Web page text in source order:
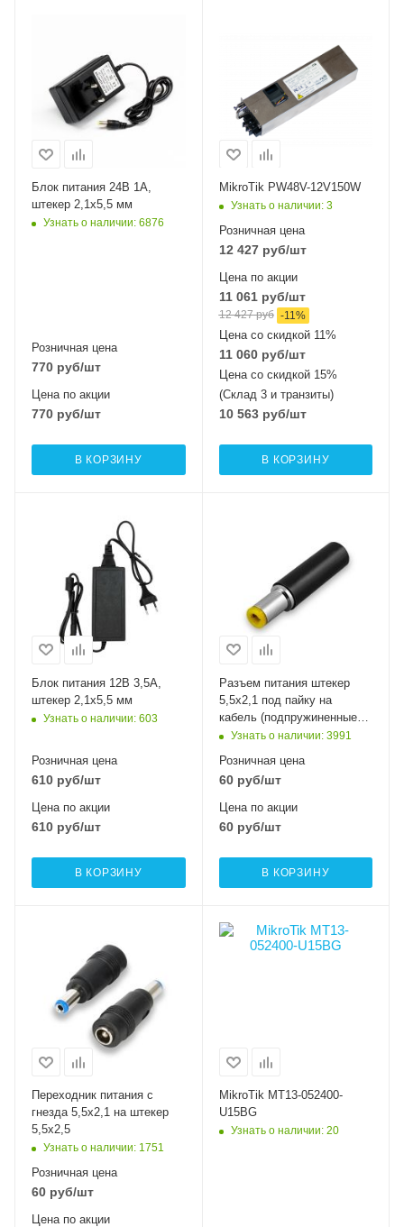
Блок питания 24В 1А,
штекер 2,1х5,5 мм
Узнать о наличии: 6876
Розничная цена
770 руб/шт
Цена по акции
770 руб/шт
В КОРЗИНУ
MikroTik PW48V-12V150W
Узнать о наличии: 3
Розничная цена
12 427руб/шт
Цена по акции
11 061руб/шт
12 427руб -11%
Цена со скидкой 11%
11 060руб/шт
Цена со скидкой 15%
(Склад 3 и транзиты)
10 563руб/шт
В КОРЗИНУ
Блок питания 12В 3,5А,
штекер 2,1х5,5 мм
Узнать о наличии: 603
Розничная цена
610 руб/шт
Цена по акции
610 руб/шт
В КОРЗИНУ
Разъем питания штекер
5,5х2,1 под пайку на
кабель (подпружиненные
контакты)
Узнать о наличии: 3991
Розничная цена
60руб/шт
Цена по акции
60руб/шт
В КОРЗИНУ
Переходник питания с
гнезда 5,5х2,1 на штекер
5,5х2,5
Узнать о наличии: 1751
Розничная цена
60 руб/шт
Цена по акции
MikroTik MT13-052400-
U15BG
Узнать о наличии: 20